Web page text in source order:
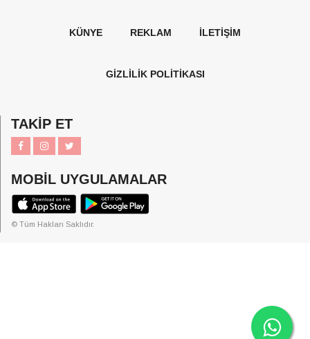
KÜNYE REKLAM İLETİŞİM
GİZLİLİK POLİTİKASI
TAKİP ET
MOBİL UYGULAMALAR
© Tüm Hakları Saklıdır.